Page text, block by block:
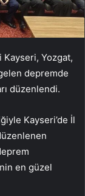
Kayseri, Yozgat,
depremde
düzenlendi.
Kayseri’de İl
en güzel